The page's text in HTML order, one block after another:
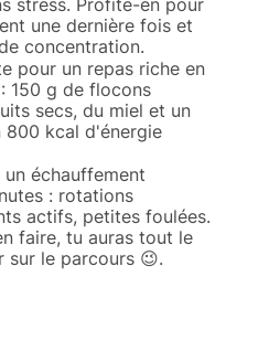
stress. Profite-en pour
une dernière fois et
concentration.
pour un repas riche en
150 g de flocons
secs, du miel et un
kcal d'énergie
un échauffement
: rotations
actifs, petites foulées.
faire, tu auras tout le
le parcours 😉.